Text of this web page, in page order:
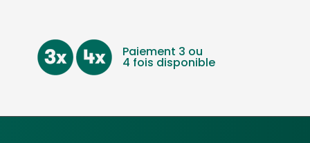
Paiement 3 ou
4 fois disponible